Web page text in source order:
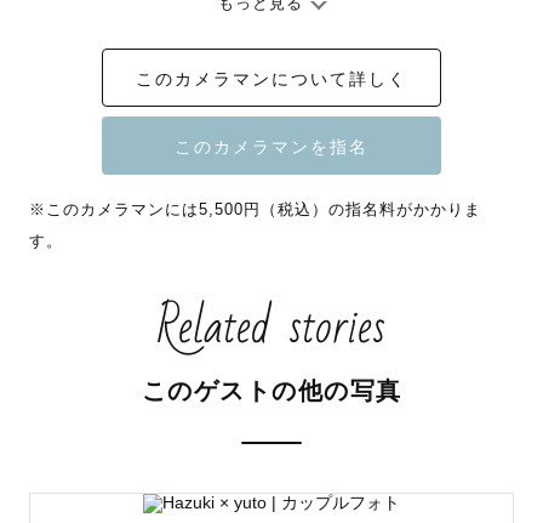
僕は写真を届けるプロとして、
まずは写真を見て判断して欲しいと考えています。
その上で写真に込める思いや願いが届いたら嬉しいです。
〜まずは画面下にあるポートフォリオをご覧ください〜
そんな願いを込めて、一枚一枚大切に写真を撮っていま
もっと見る
このカメラマンについて詳しく
※このカメラマンには5,500円（税込）の指名料がかかりま
す。
Related stories
このゲストの他の写真